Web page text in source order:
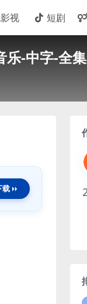
视 短剧
-中字-全
载